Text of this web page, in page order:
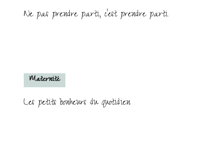
Ne pas prendre parti, c’est prendre parti.
Maternité
Les petits bonheurs du quotidien